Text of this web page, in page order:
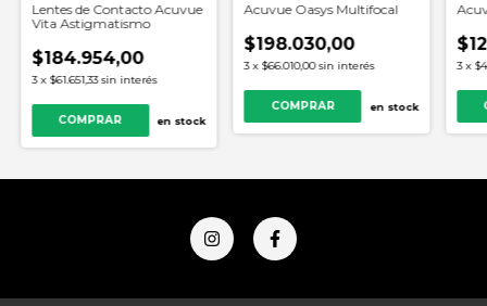
Lentes de Contacto Acuvue
Vita Astigmatismo
$184.954,00
3 x $61.651,33 sin interés
en stock
Acuvue Oasys Multifocal
$198.030,00
3 x $66.010,00 sin interés
COMPRAR en stock
3 x